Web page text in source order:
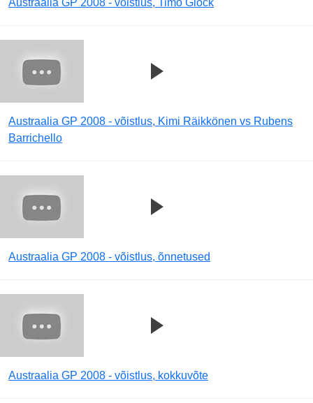
Austraalia GP 2008 - võistlus, Kimi Räikkönen vs Rubens
Barrichello
Austraalia GP 2008 - võistlus, õnnetused
Austraalia GP 2008 - võistlus, kokkuvõte